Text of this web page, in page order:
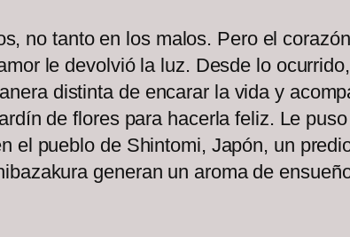
no tanto en los malos. Pero el
le devolvió la luz. Desde lo
distinta de encarar la vida y
de flores para hacerla feliz. Le
el pueblo de Shintomi, Japón, un
generan un aroma de